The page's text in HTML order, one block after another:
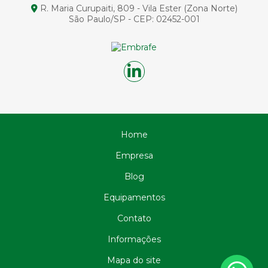
Importância e Aplicações
Circulação Reversa na Perfuração: Otimize Seus Projetos
Circulação Reversa na Perfuração: Vantagens e
Circulação reversa perfuração: o que é e como funciona
Como a Fundação de Pontes e Viadutos Garante
Como a Perfuração de Estacas Transforma Projetos de
Como Construir Fundações em Terrenos com Água de
Como é Feita a Fundação de Ponte no Mar e Seus
R. Maria Curupaiti, 809 - Vila Ester (Zona Norte)
São Paulo/SP - CEP: 02452-001
Home
Empresa
Blog
Equipamentos
Contato
Informações
Mapa do site